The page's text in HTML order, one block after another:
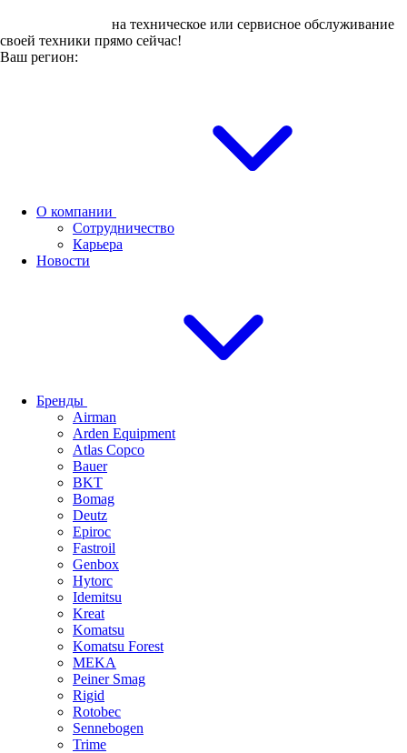
на техническое или сервисное обслуживание
своей техники прямо сейчас!
Ваш регион:
О компании
Сотрудничество
Карьера
Новости
Бренды
Airman
Arden Equipment
Atlas Сopco
Bauer
BKT
Bomag
Deutz
Epiroc
Fastroil
Genbox
Hytorc
Idemitsu
Kreat
Komatsu
Komatsu Forest
MEKA
Peiner Smag
Rigid
Rotobec
Sennebogen
Trime